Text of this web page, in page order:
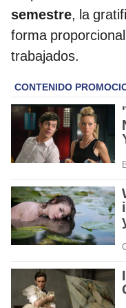
semestre, la
forma
trabajados.